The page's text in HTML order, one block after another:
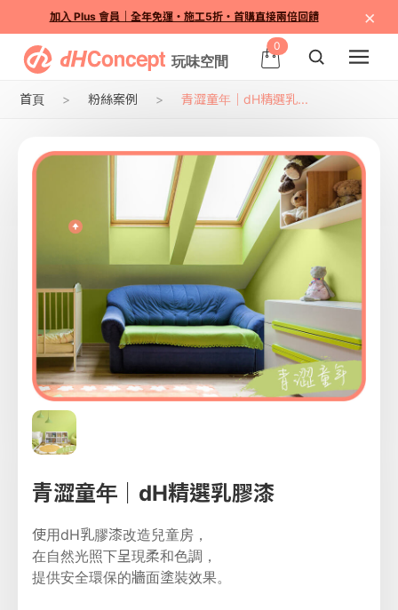
加入 Plus 會員｜全年免運・施工5折・首購直接兩倍回饋 ×
0
首頁 粉絲案例 青澀童年｜dH精選乳...
青澀童年｜dH精選乳膠漆
使用dH乳膠漆改造兒童房，
在自然光照下呈現柔和色調，
提供安全環保的牆面塗裝效果。